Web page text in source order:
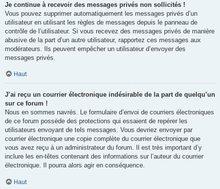
Je continue à recevoir des messages privés non sollicités !
Vous pouvez supprimer automatiquement les messages privés d’un
utilisateur en utilisant les règles de messages depuis le panneau de
contrôle de l’utilisateur. Si vous recevez des messages privés de manière
abusive de la part d’un autre utilisateur, rapportez ces messages aux
modérateurs. Ils peuvent empêcher un utilisateur d’envoyer des
messages privés.
Haut
J’ai reçu un courrier électronique indésirable de la part de quelqu’un
sur ce forum !
Nous en sommes navrés. Le formulaire d’envoi de courriers électroniques
de ce forum possède des protections qui essaient de repérer les
utilisateurs envoyant de tels messages. Vous devriez envoyer par
courrier électronique une copie complète du courrier électronique que
vous avez reçu à un administrateur du forum. Il est très important d’y
inclure les en-têtes contenant des informations sur l’auteur du courrier
électronique. Il pourra alors agir en conséquence.
Haut